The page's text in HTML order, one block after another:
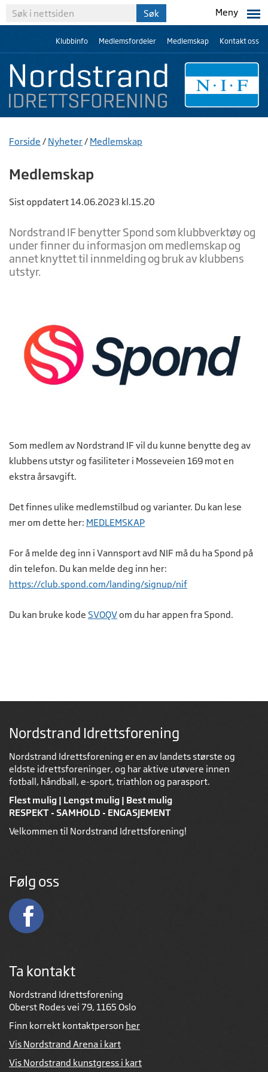
Meny
Klubbinfo Medlemsfordeler Medlemskap Kontakt oss
Forside / Nyheter/ Medlemskap
Medlemskap
Sist oppdatert 14.06.2023 kl.15.20
Nordstrand IF benytter Spond som klubbverktøy og
under finner du informasjon om medlemskap og
annet knyttet til innmelding og bruk av klubbens
utstyr.
Som medlem av Nordstrand IF vil du kunne benytte deg av
klubbens utstyr og fasiliteter i Mosseveien 169 mot en
ekstra årsavgift.
Det finnes ulike medlemstilbud og varianter. Du kan lese
mer om dette her: MEDLEMSKAP
For å melde deg inn i Vannsport avd NIF må du ha Spond på
din telefon. Du kan melde deg inn her:
https://club.spond.com/landing/signup/nif
Du kan bruke kode SVOQVom du har appen fra Spond.
Nordstrand Idrettsforening
Nordstrand Idrettsforening er en av landets største og
eldste idrettsforeninger, og har aktive utøvere innen
fotball, håndball, e-sport, triathlon og parasport.
Flest mulig | Lengst mulig | Best mulig
RESPEKT - SAMHOLD - ENGASJEMENT
Velkommen til Nordstrand Idrettsforening!
Følg oss
Ta kontakt
Nordstrand Idrettsforening
Oberst Rodes vei 79, 1165 Oslo
Finn korrekt kontaktperson her
Vis Nordstrand Arena i kart
Vis Nordstrand kunstgress i kart